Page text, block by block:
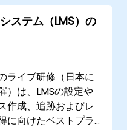
ステム（LMS）の
ライブ研修（日本に
）は、LMSの設定や
作成、追跡およびレ
に向けたベストプラ